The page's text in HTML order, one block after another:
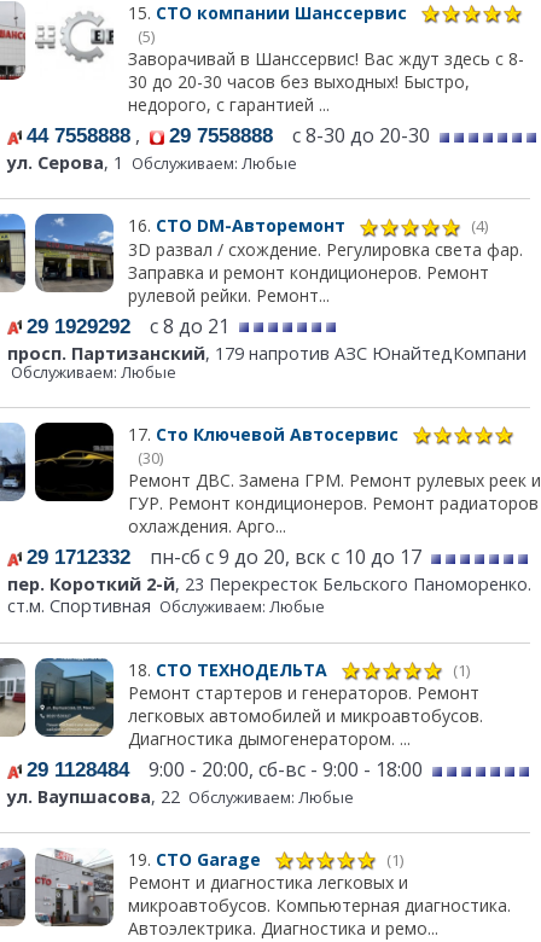
15. СТО компании Шанссервис
(5)
Заворачивай в Шанссервис! Вас ждут здесь с 8-
30 до 20-30 часов без выходных! Быстро,
недорого, с гарантией ...
44 7558888 , 29 7558888 с 8-30 до 20-30
ул. Серова, 1 Обслуживаем: Любые
16. СТО DM-Авторемонт (4)
3D развал / схождение. Регулировка света фар.
Заправка и ремонт кондиционеров. Ремонт
рулевой рейки. Ремонт...
29 1929292 с 8 до 21
просп. Партизанский, 179 напротив АЗС ЮнайтедКомпани
Обслуживаем: Любые
17. Сто Ключевой Автосервис
(30)
Ремонт ДВС. Замена ГРМ. Ремонт рулевых реек и
ГУР. Ремонт кондиционеров. Ремонт радиаторов
охлаждения. Арго...
29 1712332 пн-сб с 9 до 20, вск с 10 до 17
пер. Короткий 2-й, 23 Перекресток Бельского Паноморенко.
ст.м. Спортивная Обслуживаем: Любые
18. СТО ТЕХНОДЕЛЬТА (1)
Ремонт стартеров и генераторов. Ремонт
легковых автомобилей и микроавтобусов.
Диагностика дымогенератором. ...
29 11284849:00 - 20:00, сб-вс - 9:00 - 18:00
ул. Ваупшасова, 22 Обслуживаем: Любые
19. СТО Garage (1)
Ремонт и диагностика легковых и
микроавтобусов. Компьютерная диагностика.
Автоэлектрика. Диагностика и ремо...